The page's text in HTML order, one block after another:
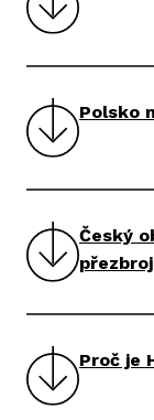
Polsko
Český
Proč je